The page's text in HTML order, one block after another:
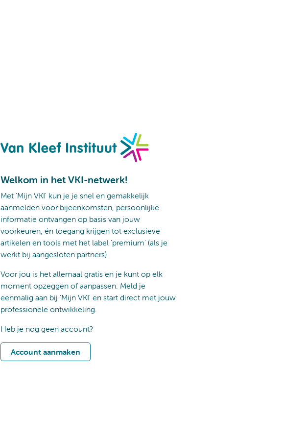
Welkom in het VKI-netwerk!
Met 'Mijn VKI' kun je je snel en gemakkelijk
aanmelden voor bijeenkomsten, persoonlijke
informatie ontvangen op basis van jouw
voorkeuren, én toegang krijgen tot exclusieve
artikelen en tools met het label 'premium' (als je
werkt bij aangesloten partners).
Voor jou is het allemaal gratis en je kunt op elk
moment opzeggen of aanpassen. Meld je
eenmalig aan bij 'Mijn VKI' en start direct met jouw
professionele ontwikkeling.
Heb je nog geen account?
Account aanmaken